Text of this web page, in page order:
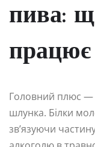
пива:
працює
Головний плюс —
шлунка. Білки
зв’язуючи